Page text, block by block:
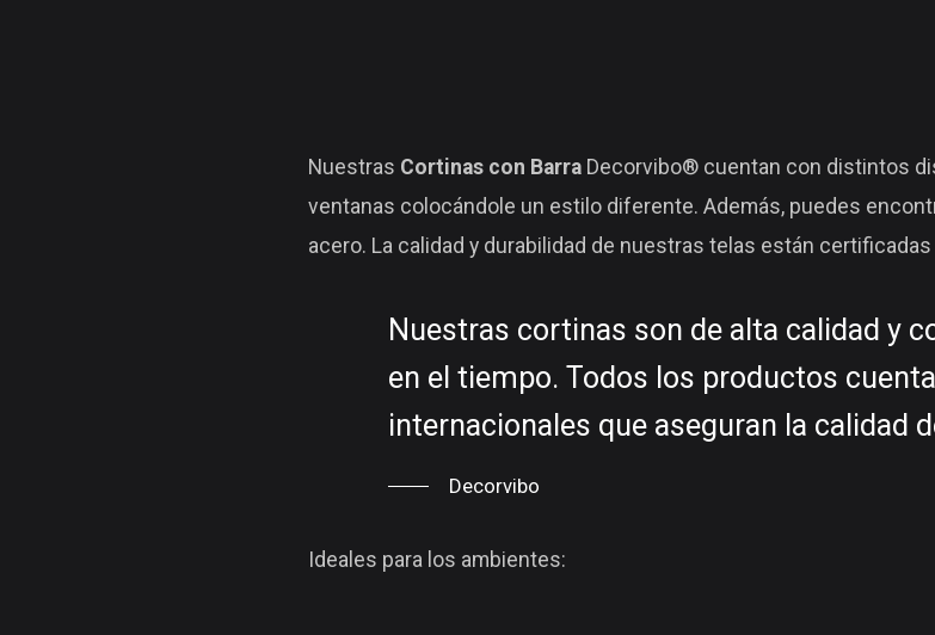
Nuestras Cortinas con Barra Decorvibo® cuentan con distintos
ventanas colocándole un estilo diferente. Además, puedes
acero. La calidad y durabilidad de nuestras telas están
Nuestras cortinas son de alta calidad y
en el tiempo. Todos los productos
internacionales que aseguran la calidad
Decorvibo
Ideales para los ambientes: